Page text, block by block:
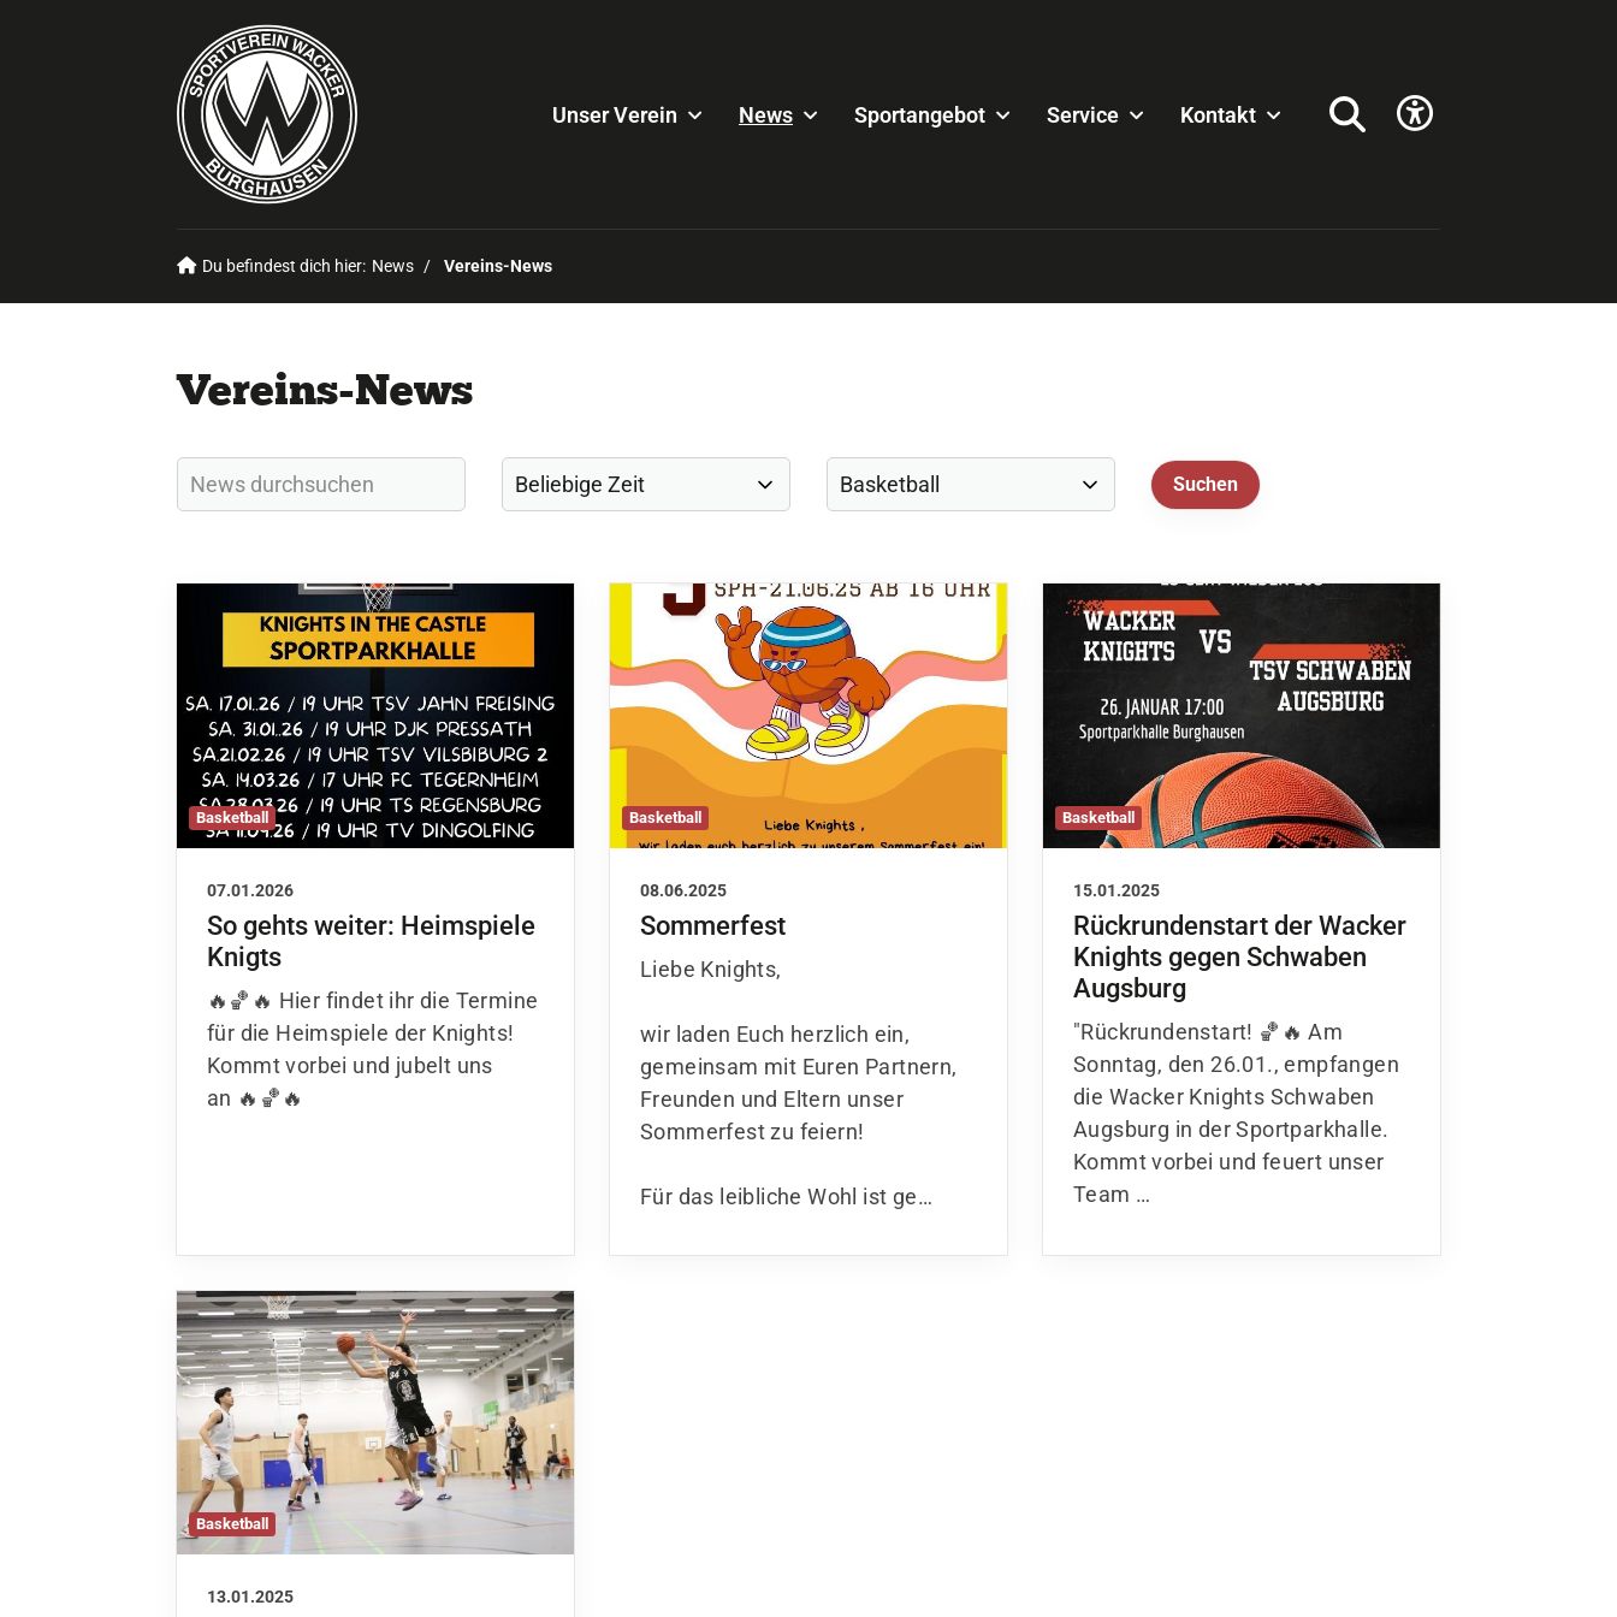
Unser Verein News Sportangebot Service Kontakt
Du befindest dich hier: News Vereins-News
Vereins-News
Basketball
07.01.2026
So gehts weiter: Heimspiele
Knigts
🔥🏀🔥 Hier findet ihr die Termine
für die Heimspiele der Knights!
Kommt vorbei und jubelt uns
an 🔥🏀🔥
Basketball
08.06.2025
Sommerfest
Liebe Knights,
wir laden Euch herzlich ein,
gemeinsam mit Euren Partnern,
Freunden und Eltern unser
Sommerfest zu feiern!
Für das leibliche Wohl ist ge…
Basketball
15.01.2025
Rückrundenstart der Wacker
Knights gegen Schwaben
Augsburg
"Rückrundenstart! 🏀🔥 Am
Sonntag, den 26.01., empfangen
die Wacker Knights Schwaben
Augsburg in der Sportparkhalle.
Kommt vorbei und feuert unser
Team …
Basketball
13.01.2025
Quicklinks
Unser Verein
Der Verein
Das sind wir
Jobs
Sportstätten
Abteilungen
VitaSport
Kindersportschule
Mitglieder-Service
Deine Mitgliedschaft
Downloads
Weiteres